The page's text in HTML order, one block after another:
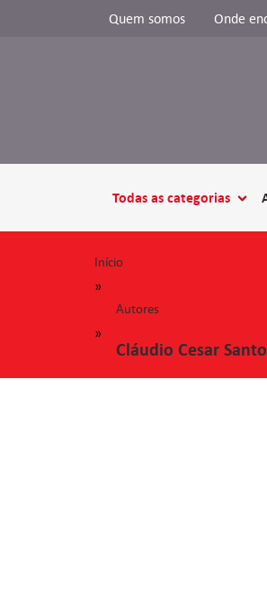
Quem somos Onde
Todas as categorias
Início
»
Autores
»
Cláudio Cesar